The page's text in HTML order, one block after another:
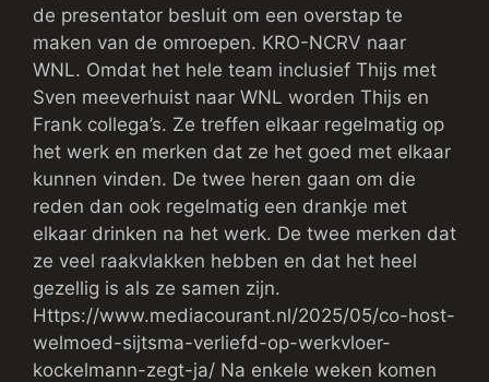
de presentator besluit om een overstap te
maken van de omroepen. KRO-NCRV naar
WNL. Omdat het hele team inclusief Thijs met
Sven meeverhuist naar WNL worden Thijs en
Frank collega’s. Ze treffen elkaar regelmatig op
het werk en merken dat ze het goed met elkaar
kunnen vinden. De twee heren gaan om die
reden dan ook regelmatig een drankje met
elkaar drinken na het werk. De twee merken dat
ze veel raakvlakken hebben en dat het heel
gezellig is als ze samen zijn.
Https://www.mediacourant.nl/2025/05/co-host-
welmoed-sijtsma-verliefd-op-werkvloer-
kockelmann-zegt-ja/ Na enkele weken komen